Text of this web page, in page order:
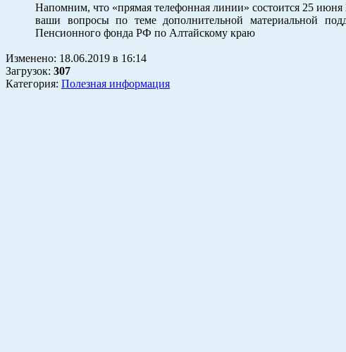
Напомним, что «прямая телефонная линии» состоится 25
ваши вопросы по теме дополнительной материальной
Пенсионного фонда РФ по Алтайскому краю
Изменено: 18.06.2019 в 16:14
Загрузок: 307
Категория: Полезная информация